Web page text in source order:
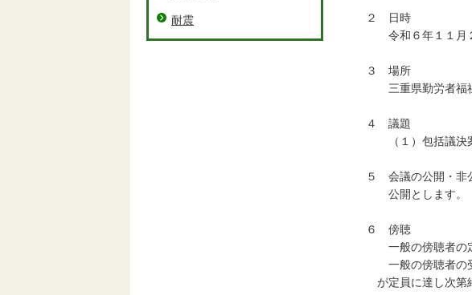
２ 日時
令和６年１１月
３ 場所
三重県勤労者福
４ 議題
（１）包括議決案
５ 会議の公開・非
公開とします。
６ 傍聴
一般の傍聴者の定
一般の傍聴者の受
が定員に達し次第
耐震